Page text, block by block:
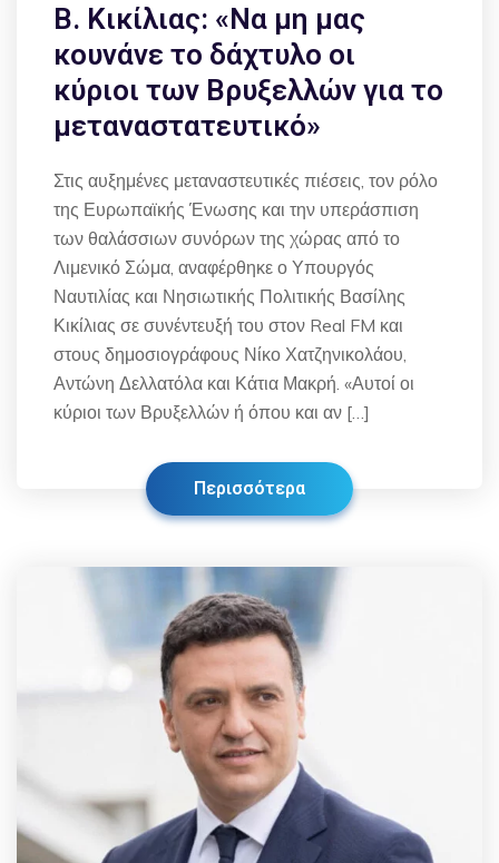
Β. Κικίλιας: «Να μη μας
κουνάνε το δάχτυλο οι
κύριοι των Βρυξελλών για το
μεταναστατευτικό»
Στις αυξημένες μεταναστευτικές πιέσεις, τον ρόλο
της Ευρωπαϊκής Ένωσης και την υπεράσπιση
των θαλάσσιων συνόρων της χώρας από το
Λιμενικό Σώμα, αναφέρθηκε ο Υπουργός
Ναυτιλίας και Νησιωτικής Πολιτικής Βασίλης
Κικίλιας σε συνέντευξή του στον Real FM και
στους δημοσιογράφους Νίκο Χατζηνικολάου,
Αντώνη Δελλατόλα και Κάτια Μακρή. «Αυτοί οι
κύριοι των Βρυξελλών ή όπου και αν […]
Περισσότερα